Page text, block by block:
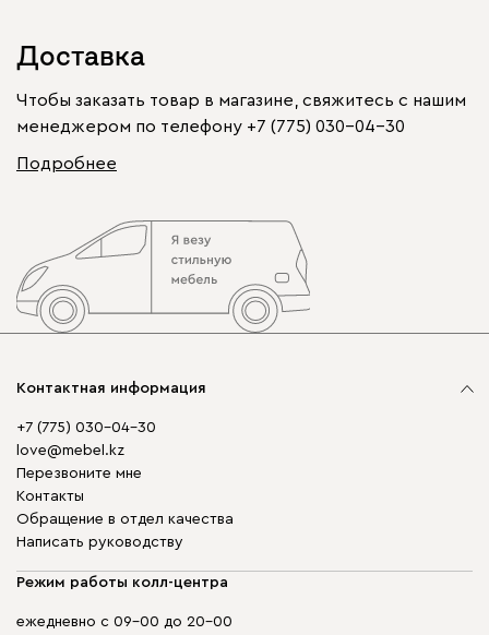
Доставка
Чтобы заказать товар в магазине, свяжитесь с нашим
менеджером по телефону +7 (775) 030-04-30
Подробнее
Контактная информация
+7 (775) 030-04-30
love@mebel.kz
Перезвоните мне
Контакты
Обращение в отдел качества
Написать руководству
Режим работы колл-центра
ежедневно с 09-00 до 20-00